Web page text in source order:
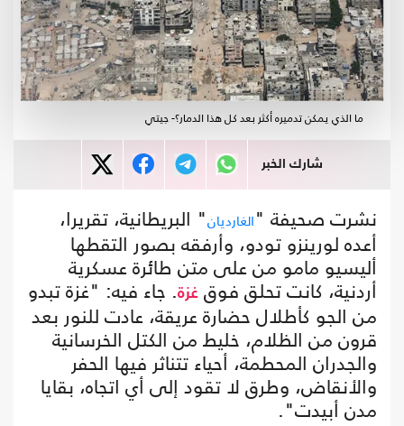
ما الذي يمكن تدميره أكثر بعد كل هذا الدمار؟- جيتي
شارك الخبر
نشرت صحيفة "الغارديان" البريطانية، تقريرا،
أعده لورينزو تودو، وأرفقه بصور التقطها
أليسيو مامو من على متن طائرة عسكرية
أردنية، كانت تحلق فوق غزة. جاء فيه: "غزة تبدو
من الجو كأطلال حضارة عريقة، عادت للنور بعد
قرون من الظلام، خليط من الكتل الخرسانية
والجدران المحطمة، أحياء تتناثر فيها الحفر
والأنقاض، وطرق لا تقود إلى أي اتجاه، بقايا
مدن أبيدت".